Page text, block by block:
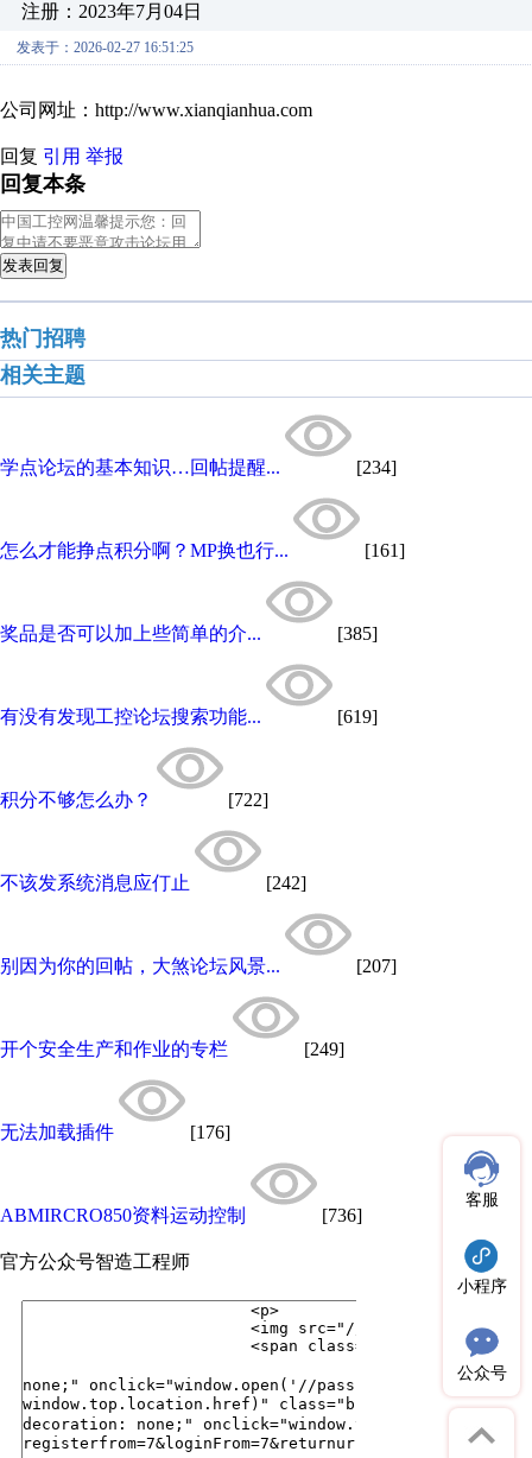
注册：2023年7月04日
发表于：2026-02-27 16:51:25
公司网址：http://www.xianqianhua.com
回复 引用 举报
回复本条
发表回复
热门招聘
相关主题
学点论坛的基本知识…回帖提醒... [234]
怎么才能挣点积分啊？MP换也行... [161]
奖品是否可以加上些简单的介... [385]
有没有发现工控论坛搜索功能... [619]
积分不够怎么办？ [722]
不该发系统消息应仃止 [242]
别因为你的回帖，大煞论坛风景... [207]
开个安全生产和作业的专栏 [249]
无法加载插件 [176]
ABMIRCRO850资料运动控制 [736]
官方公众号智造工程师
客服
小程序
公众号